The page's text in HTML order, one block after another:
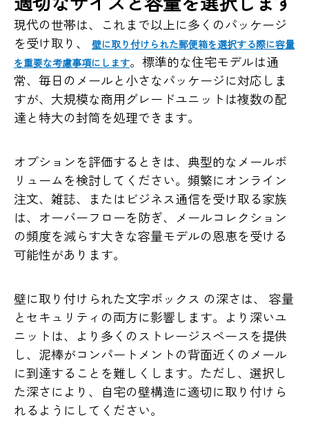
現代の世帯は、これまで以上に多くのパッケージ
を受け取り、
壁に取り付けられた郵便箱を選択する際に容量
を重要な考慮事項にします。標準的な住宅モデルは通
常、毎日のメールと小さなパッケージに対応しま
すが、大規模な商用グレードユニットは複数の配
達と特大の封筒を処理できます。
オプションを評価するときは、典型的なメールボ
リュームを検討してください。頻繁にオンライン
注文、雑誌、またはビジネス通信を受け取る家族
は、オーバーフローを防ぎ、メールコレクション
の頻度を減らす大きな容量モデルの恩恵を受ける
可能性があります。
壁に取り付けられた文字ボックス の深さは、
容量
とセキュリティの両方に影響します。より深いユ
ニットは、より多くのストレージスペースを提供
し、泥棒がコンパートメントの背面近くのメール
に到達することを難しくします。ただし、選択し
た深さにより、自宅の壁構造に適切に取り付けら
れるようにしてください。